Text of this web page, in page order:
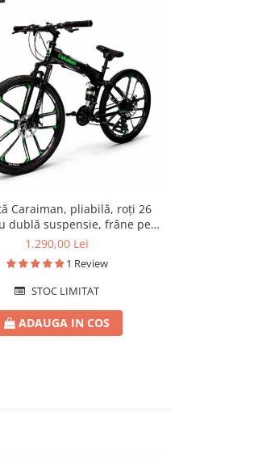
Caraiman, pliabilă, roți 26
dublă suspensie, frâne pe
disc, verde
1.290,00 Lei
1 Review
STOC LIMITAT
ADAUGA IN COS